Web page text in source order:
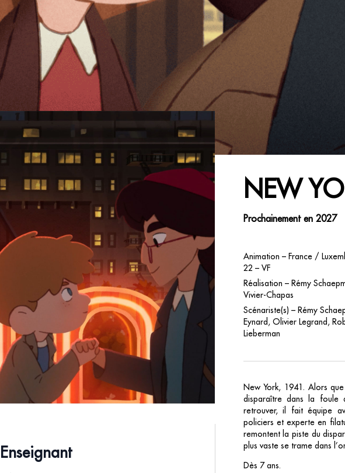
Enseignant
NEW
Prochainement en 2027
Animation – France /
22 – VF
Réalisation – Rémy
Vivier-Chapas
Scénariste(s) – Rémy
Eynard, Olivier Legrand,
Lieberman
New York, 1941. Alors
disparaître dans la foule
retrouver, il fait équipe
policiers et experte en
remontent la piste du
plus vaste se trame dans
Dès 7 ans.